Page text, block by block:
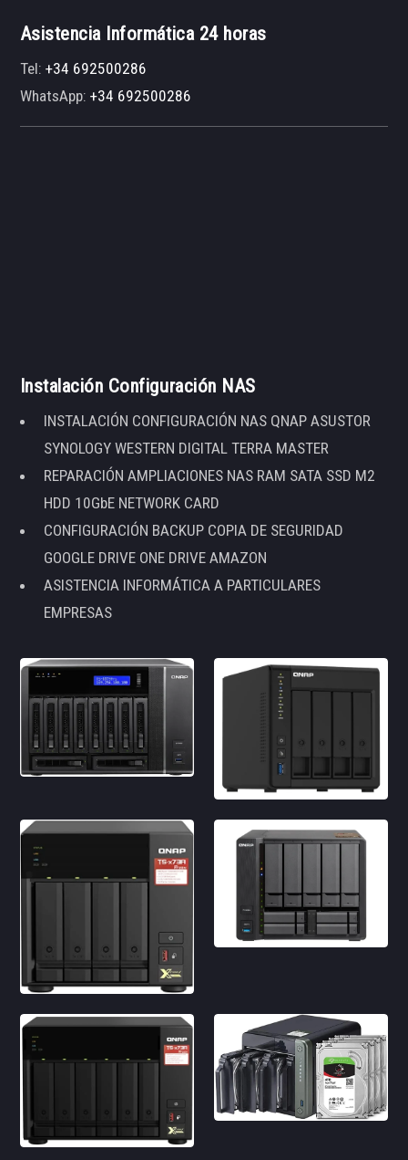
Asistencia Informática 24 horas
Tel:+34 692500286
WhatsApp:+34 692500286
Instalación Configuración NAS
INSTALACIÓN CONFIGURACIÓN NAS QNAP ASUSTOR
SYNOLOGY WESTERN DIGITAL TERRA MASTER
REPARACIÓN AMPLIACIONES NAS RAM SATA SSD M2
HDD 10GbE NETWORK CARD
CONFIGURACIÓN BACKUP COPIA DE SEGURIDAD
GOOGLE DRIVE ONE DRIVE AMAZON
ASISTENCIA INFORMÁTICA A PARTICULARES
EMPRESAS